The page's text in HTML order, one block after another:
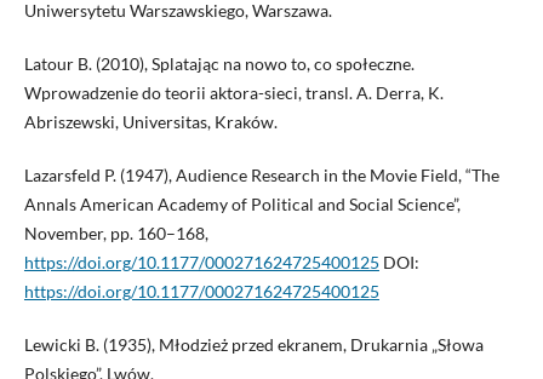
Uniwersytetu Warszawskiego, Warszawa.
Latour B. (2010), Splatając na nowo to, co społeczne.
Wprowadzenie do teorii aktora-sieci, transl. A. Derra, K.
Abriszewski, Universitas, Kraków.
Lazarsfeld P. (1947), Audience Research in the Movie Field, “The
Annals American Academy of Political and Social Science”,
November, pp. 160–168,
https://doi.org/10.1177/000271624725400125 DOI:
https://doi.org/10.1177/000271624725400125
Lewicki B. (1935), Młodzież przed ekranem, Drukarnia „Słowa
Polskiego”, Lwów.